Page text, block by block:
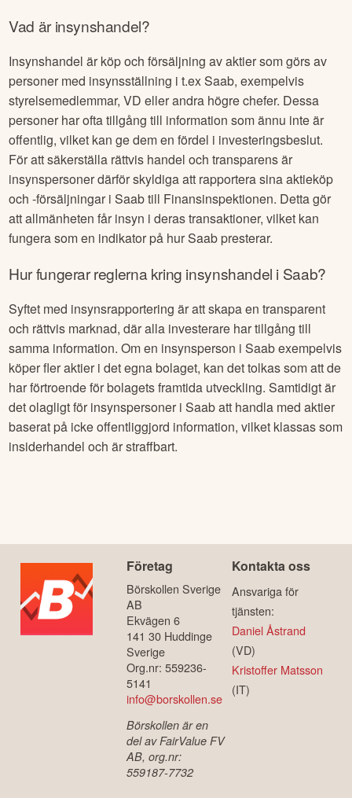
Vad är insynshandel?
Insynshandel är köp och försäljning av aktier som görs av
personer med insynsställning i t.exSaab, exempelvis
styrelsemedlemmar, VD eller andra högre chefer. Dessa
personer har ofta tillgång till information som ännu inte är
offentlig, vilket kan ge dem en fördel i investeringsbeslut.
För att säkerställa rättvis handel och transparens är
insynspersoner därför skyldiga att rapportera sina aktieköp
och -försäljningar iSaabtill Finansinspektionen. Detta gör
att allmänheten får insyn i deras transaktioner, vilket kan
fungera som en indikator på hurSaab presterar.
Hur fungerar reglerna kring insynshandel i Saab?
Syftet med insynsrapportering är att skapa en transparent
och rättvis marknad, där alla investerare har tillgång till
samma information. Om en insynsperson iSaabexempelvis
köper fler aktier i det egna bolaget, kan det tolkas som att de
har förtroende för bolagets framtida utveckling. Samtidigt är
det olagligt för insynspersoner iSaabatt handla med aktier
baserat på icke offentliggjord information, vilket klassas som
insiderhandel och är straffbart.
Företag
Börskollen Sverige
AB
Ekvägen 6
141 30 Huddinge
Sverige
Org.nr: 559236-
5141
info@borskollen.se
Börskollen är en
del av FairValue FV
AB, org.nr:
559187-7732
Kontakta oss
Ansvariga för
tjänsten:
Daniel Åstrand
(VD)
Kristoffer Matsson
(IT)